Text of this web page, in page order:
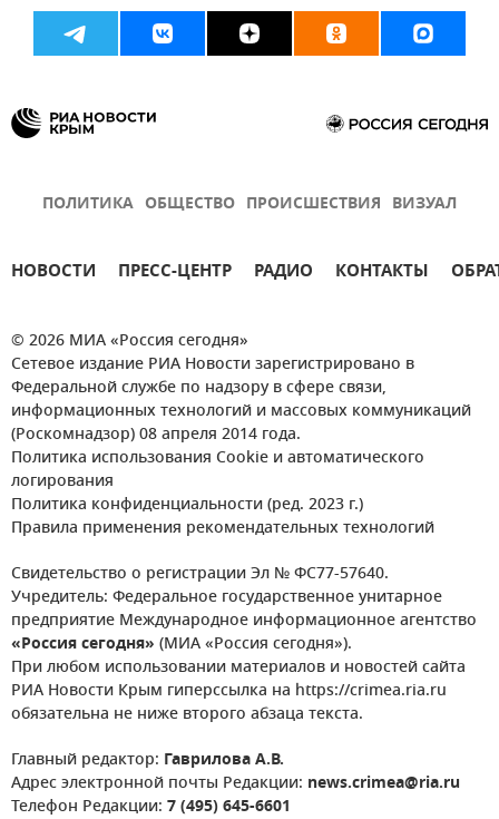
ПОЛИТИКА ОБЩЕСТВО ПРОИСШЕСТВИЯ ВИЗУАЛ
НОВОСТИ ПРЕСС-ЦЕНТР РАДИО КОНТАКТЫ
© 2026 МИА «Россия сегодня»
Сетевое издание РИА Новости зарегистрировано в
Федеральной службе по надзору в сфере связи,
информационных технологий и массовых коммуникаций
(Роскомнадзор) 08 апреля 2014 года.
Политика использования Cookie и автоматического
логирования
Политика конфиденциальности (ред. 2023 г.)
Правила применения рекомендательных технологий
Свидетельство о регистрации Эл № ФС77-57640.
Учредитель: Федеральное государственное унитарное
предприятие Международное информационное агентство
«Россия сегодня» (МИА «Россия сегодня»).
При любом использовании материалов и новостей сайта
РИА Новости Крым гиперссылка на https://crimea.ria.ru
обязательна не ниже второго абзаца текста.
Главный редактор: Гаврилова А.В.
Адрес электронной почты Редакции: news.crimea@ria.ru
Телефон Редакции: 7 (495) 645-6601